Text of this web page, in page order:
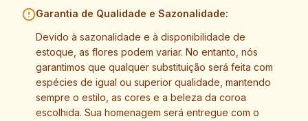
Garantia de Qualidade e Sazonalidade:
Devido à sazonalidade e à disponibilidade de
estoque, as flores podem variar. No entanto, nós
garantimos que qualquer substituição será feita com
espécies de igual ou superior qualidade, mantendo
sempre o estilo, as cores e a beleza da coroa
escolhida. Sua homenagem será entregue com o